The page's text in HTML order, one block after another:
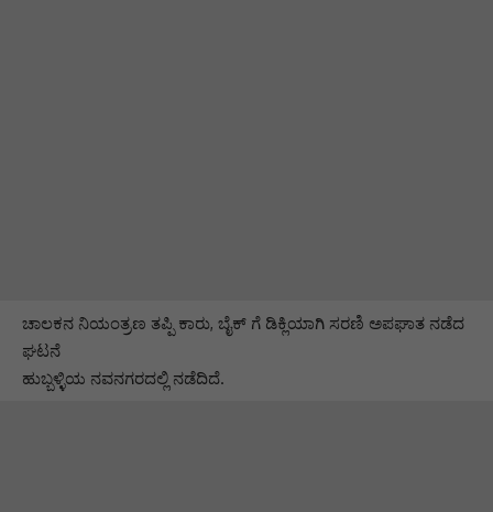
ಚಾಲಕನ ನಿಯಂತ್ರಣ ತಪ್ಪಿ ಕಾರು, ಬೈಕ್ ಗೆ ಡಿಕ್ಲಿಯಾಗಿ ಸರಣಿ ಅಪಘಾತ ನಡೆದ
ಘಟನೆ
ಹುಬ್ಬಳ್ಳಿಯ ನವನಗರದಲ್ಲಿ ನಡೆದಿದೆ.